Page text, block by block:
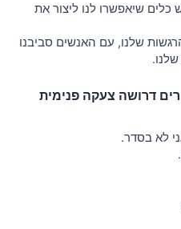
שיאפשרו לנו ליצור את
שלנו, עם האנשים סביבנו
דרושה צעקה פנימית
לא בסדר.